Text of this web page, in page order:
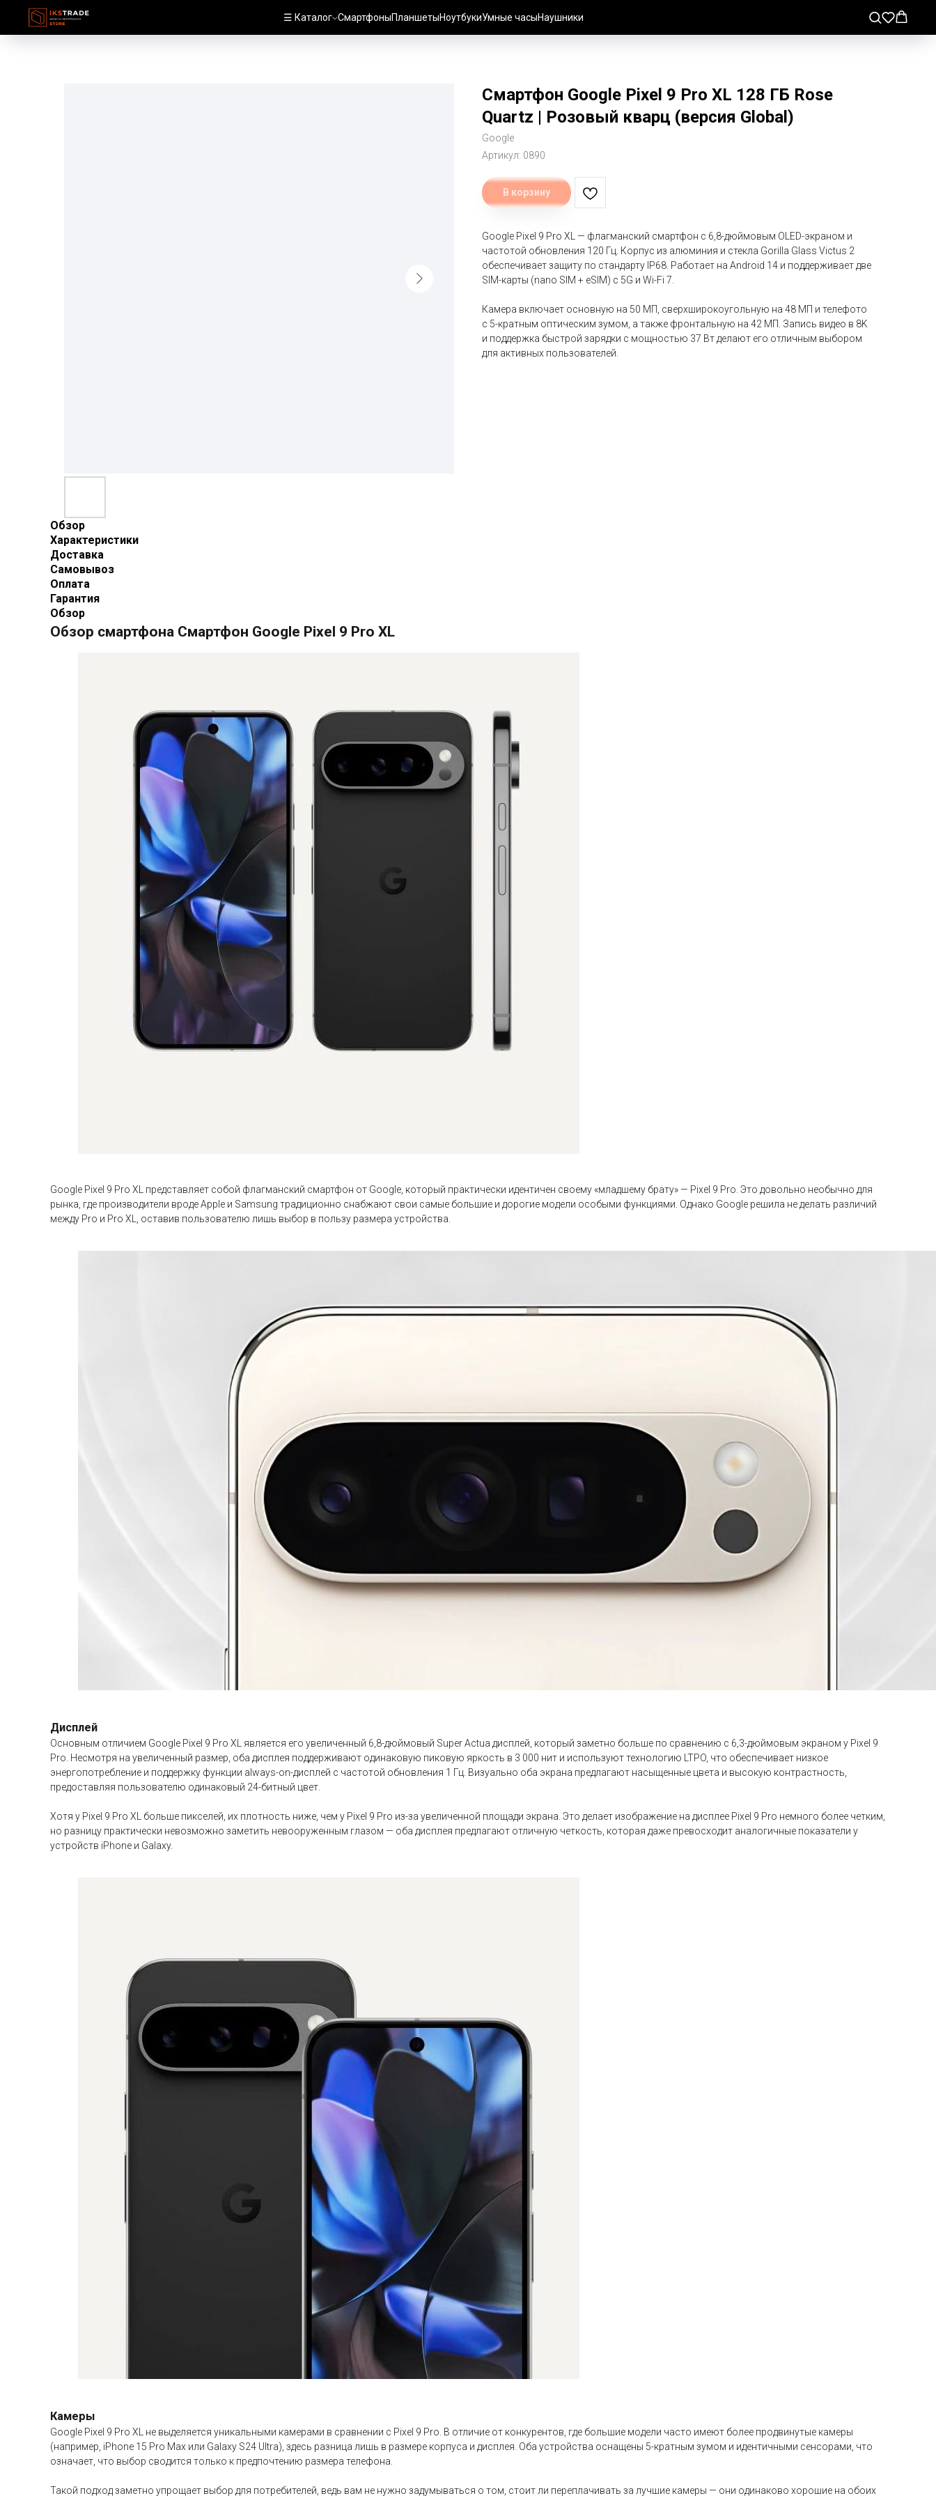
☰ Каталог СмартфоныПланшетыНоутбукиУмные часыНаушники
Смартфон Google Pixel 9 Pro XL 128 ГБ Rose
Quartz | Розовый кварц (версия Global)
Google
Артикул: 0890
В корзину
Google Pixel 9 Pro XL — флагманский смартфон с 6,8-дюймовым OLED-экраном и
частотой обновления 120 Гц. Корпус из алюминия и стекла Gorilla Glass Victus 2
обеспечивает защиту по стандарту IP68. Работает на Android 14 и поддерживает две
SIM-карты (nano SIM + eSIM) с 5G и Wi-Fi 7.
Камера включает основную на 50 МП, сверхширокоугольную на 48 МП и телефото
с 5-кратным оптическим зумом, а также фронтальную на 42 МП. Запись видео в 8K
и поддержка быстрой зарядки с мощностью 37 Вт делают его отличным выбором
для активных пользователей.
Обзор
Характеристики
Доставка
Самовывоз
Оплата
Гарантия
Обзор
Обзор смартфона Смартфон Google Pixel 9 Pro XL
Google Pixel 9 Pro XL представляет собой флагманский смартфон от Google, который практически идентичен своему «младшему брату» — Pixel 9 Pro. Это довольно необычно для
рынка, где производители вроде Apple и Samsung традиционно снабжают свои самые большие и дорогие модели особыми функциями. Однако Google решила не делать различий
между Pro и Pro XL, оставив пользователю лишь выбор в пользу размера устройства.
Дисплей
Основным отличием Google Pixel 9 Pro XL является его увеличенный 6,8-дюймовый Super Actua дисплей, который заметно больше по сравнению с 6,3-дюймовым экраном у Pixel 9
Pro. Несмотря на увеличенный размер, оба дисплея поддерживают одинаковую пиковую яркость в 3 000 нит и используют технологию LTPO, что обеспечивает низкое
энергопотребление и поддержку функции always-on-дисплей с частотой обновления 1 Гц. Визуально оба экрана предлагают насыщенные цвета и высокую контрастность,
предоставляя пользователю одинаковый 24-битный цвет.
Хотя у Pixel 9 Pro XL больше пикселей, их плотность ниже, чем у Pixel 9 Pro из-за увеличенной площади экрана. Это делает изображение на дисплее Pixel 9 Pro немного более четким,
но разницу практически невозможно заметить невооруженным глазом — оба дисплея предлагают отличную четкость, которая даже превосходит аналогичные показатели у
устройств iPhone и Galaxy.
Камеры
Google Pixel 9 Pro XL не выделяется уникальными камерами в сравнении с Pixel 9 Pro. В отличие от конкурентов, где большие модели часто имеют более продвинутые камеры
(например, iPhone 15 Pro Max или Galaxy S24 Ultra), здесь разница лишь в размере корпуса и дисплея. Оба устройства оснащены 5-кратным зумом и идентичными сенсорами, что
означает, что выбор сводится только к предпочтению размера телефона.
Такой подход заметно упрощает выбор для потребителей, ведь вам не нужно задумываться о том, стоит ли переплачивать за лучшие камеры — они одинаково хорошие на обоих